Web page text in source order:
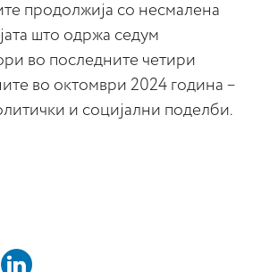
продолжија со несмалена
што одржа седум
во последните четири
во октомври 2024 година –
и социјални поделби.